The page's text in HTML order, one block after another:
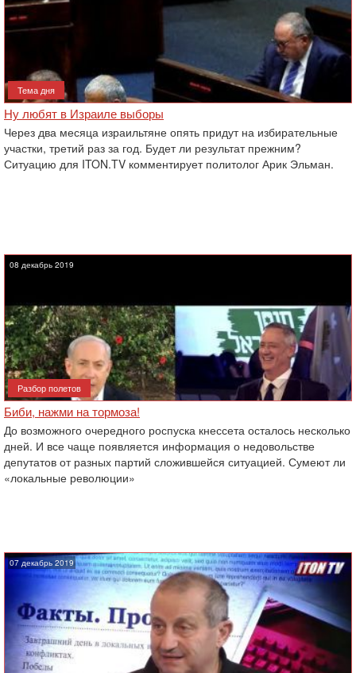
Тема дня
Ну любят в Израиле выборы
Через два месяца израильтяне опять придут на избирательные
участки, третий раз за год. Будет ли результат прежним?
Ситуацию для ITON.TV комментирует политолог Арик Эльман.
08 декабрь 2019
Разбор полетов
Биби, нажми на тормоза!
До возможного очередного роспуска кнессета осталось несколько
дней. И все чаще появляется информация о недовольстве
депутатов от разных партий сложившейся ситуацией. Сумеют ли
«локальные революции»
07 декабрь 2019